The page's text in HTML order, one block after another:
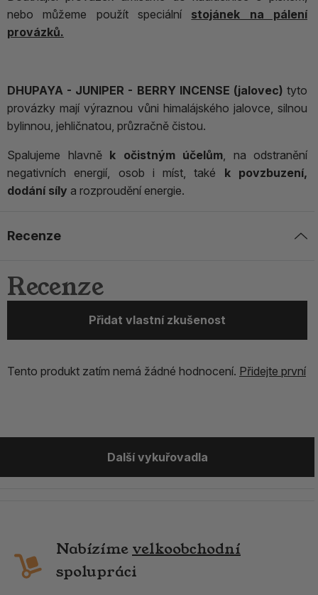
nebo můžeme použít speciální stojánek na pálení
provázků.
DHUPAYA - JUNIPER - BERRY INCENSE (jalovec) tyto
provázky mají výraznou vůni himalájského jalovce, silnou
bylinnou, jehličnatou, průzračně čistou.
Spalujeme hlavně k očistným účelům , na odstranění
negativních energií, osob i míst, také k povzbuzení,
dodání síly a rozproudění energie.
Recenze
Recenze
Přidat vlastní zkušenost
Tento produkt zatím nemá žádné hodnocení. Přidejte první
Další vykuřovadla
Nabízíme velkoobchodní
spolupráci